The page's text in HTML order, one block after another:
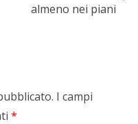
almeno nei piani
I campi
*